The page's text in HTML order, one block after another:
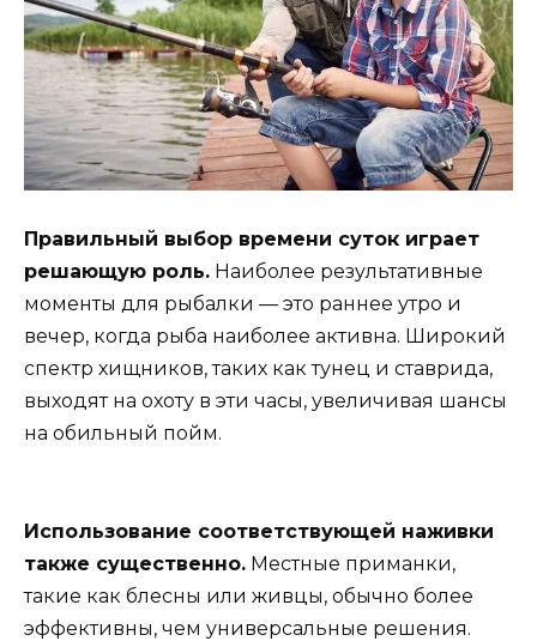
Правильный выбор времени суток играет
решающую роль. Наиболее результативные
моменты для рыбалки — это раннее утро и
вечер, когда рыба наиболее активна. Широкий
спектр хищников, таких как тунец и ставрида,
выходят на охоту в эти часы, увеличивая шансы
на обильный пойм.
Использование соответствующей наживки
также существенно. Местные приманки,
такие как блесны или живцы, обычно более
эффективны, чем универсальные решения.